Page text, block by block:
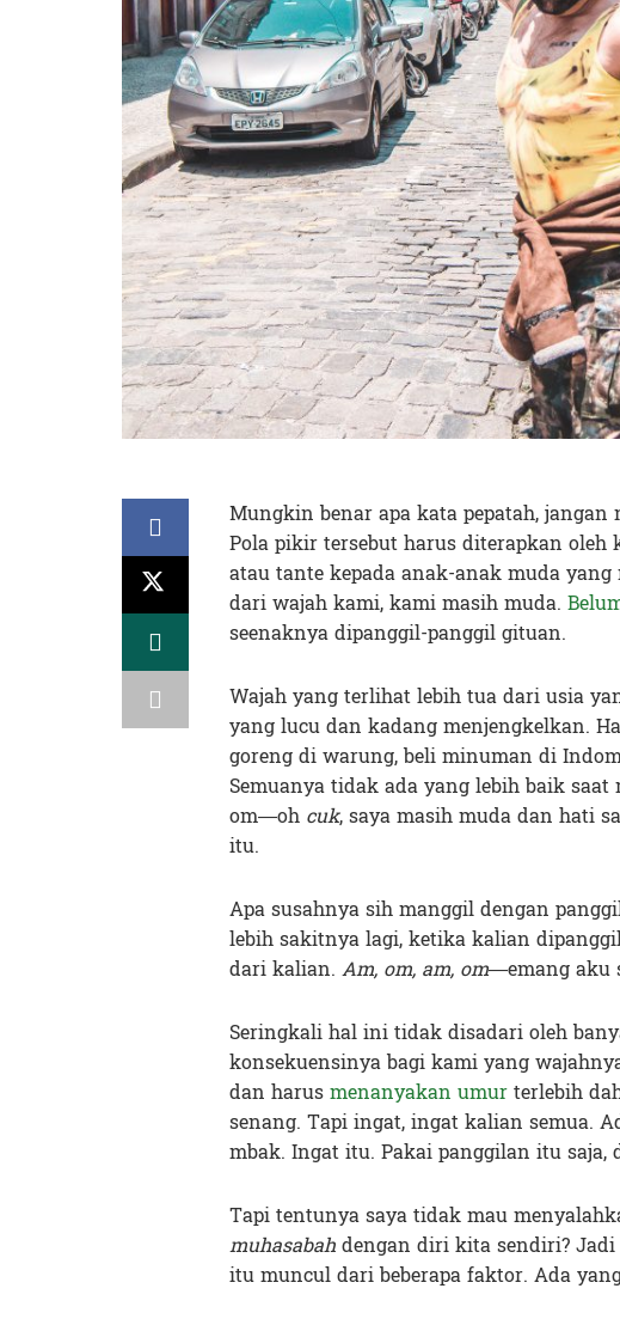
Mungkin benar apa kata pepatah,
Pola pikir tersebut harus diterapkan oleh
atau tante kepada anak-anak muda
dari wajah kami, kami masih muda.
seenaknya dipanggil-panggil gituan.
Wajah yang terlihat lebih tua dari usia
yang lucu dan kadang menjengkelkan.
goreng di warung, beli minuman di
Semuanya tidak ada yang lebih baik
om—oh cuk, saya masih muda dan hati
itu.
Apa susahnya sih manggil dengan
lebih sakitnya lagi, ketika kalian
dari kalian. Am, om, am, om—emang aku
Seringkali hal ini tidak disadari oleh
konsekuensinya bagi kami yang
dan harusmenanyakan umurterlebih
senang. Tapi ingat, ingat kalian semua.
mbak. Ingat itu. Pakai panggilan itu
Tapi tentunya saya tidak mau
muhasabahdengan diri kita sendiri?
itu muncul dari beberapa faktor. Ada